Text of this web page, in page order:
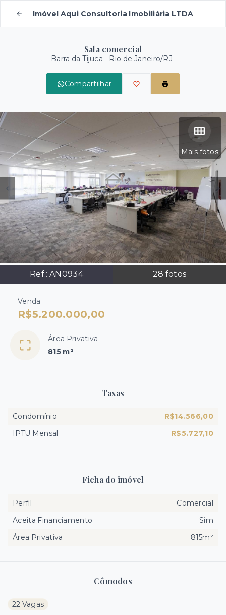
Imóvel Aqui Consultoria Imobiliária LTDA
Sala comercial
Barra da Tijuca - Rio de Janeiro/RJ
Compartilhar
Mais fotos
Ref.:AN0934 28 fotos
Venda
R$5.200.000,00
Área Privativa
815 m²
Cômodos
22 Vagas
Taxas
Condomínio
R$14.566,00
IPTU Mensal
R$5.727,10
Ficha do imóvel
Perfil
Comercial
Aceita Financiamento
Sim
Área Privativa
815m²